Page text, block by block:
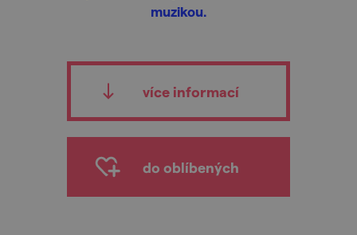
muzikou.
více informací
do oblíbených